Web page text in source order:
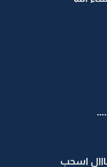
اسحب